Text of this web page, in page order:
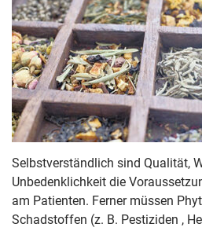
Selbstverständlich sind Qualität,
Unbedenklichkeit die
am Patienten. Ferner müssen
Schadstoffen (z. B. Pestiziden ,